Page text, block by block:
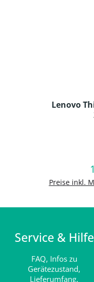
Lenovo
Preise inkl.
In
Service & Hilfe
FAQ, Infos zu
Gerätezustand,
Lieferumfang,